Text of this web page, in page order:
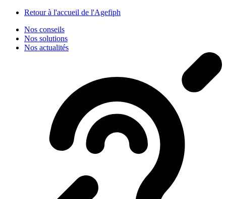
Retour à l'accueil de l'Agefiph
Nos conseils
Nos solutions
Nos actualités